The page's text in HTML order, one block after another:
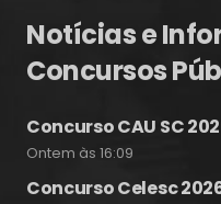
Notícias e
Concursos
Concurso CAU SC
Ontem às 16:09
Concurso Celesc